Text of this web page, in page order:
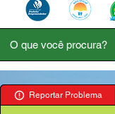
Reportar Problema